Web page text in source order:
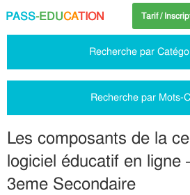
PASS-EDUCATION Tarif /
Recherche par
Recherche par Mots-
Les composants de la
logiciel éducatif en ligne
3eme Secondaire